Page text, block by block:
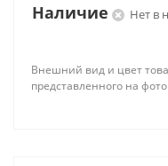
Наличие Нет в
Внешний вид и цвет
представленного на